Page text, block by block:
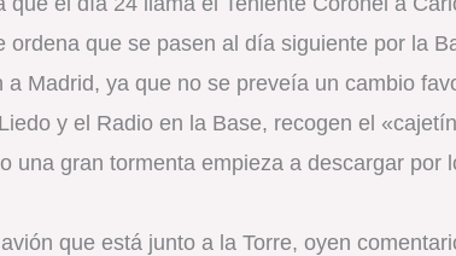
que se pasen al día siguiente por la
Madrid, ya que no se preveía un cambio
y el Radio en la Base, recogen el
una gran tormenta empieza a descargar
que está junto a la Torre, oyen